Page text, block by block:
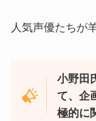
人気声優たちが
小野田
て、企
極的に